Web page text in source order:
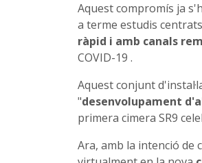
Aquest compromís ja
a terme estudis
ràpid i amb canals
COVID-19 .
Aquest conjunt
"desenvolupament
primera cimera SR9
Ara, amb la intenció de